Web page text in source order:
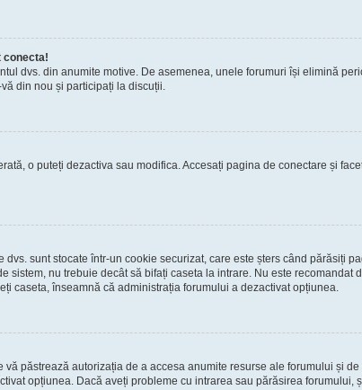
conecta!
dvs. din anumite motive. De asemenea, unele forumuri își elimină
din nou și participați la discuții.
o puteți dezactiva sau modifica. Accesați pagina de conectare și
dvs. sunt stocate într-un cookie securizat, care este șters când părăsiți
sistem, nu trebuie decât să bifați caseta la intrare. Nu este recomandat
caseta, înseamnă că administrația forumului a dezactivat opțiunea.
păstrează autorizația de a accesa anumite resurse ale forumului și
opțiunea. Dacă aveți probleme cu intrarea sau părăsirea forumului,